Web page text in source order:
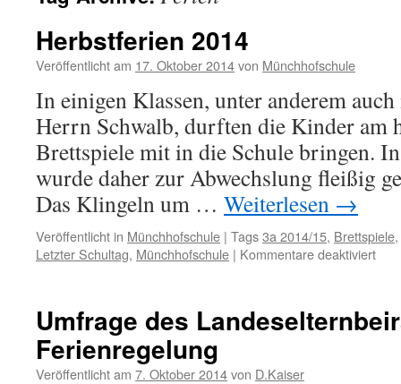
Herbstferien 2014
Veröffentlicht am 17. Oktober 2014von Münchhofschule
In einigen Klassen, unter anderem
Herrn Schwalb, durften die Kinder am
Brettspiele mit in die Schule bringen.
wurde daher zur Abwechslung fleißig
Das Klingeln um … Weiterlesen →
Veröffentlicht in Münchhofschule | Tags3a 2014/15, Brettspiele,
Letzter Schultag, Münchhofschule | Kommentare deaktiviertfür
Umfrage des
Ferienregelung
Veröffentlicht am 7. Oktober 2014von D.Kaiser